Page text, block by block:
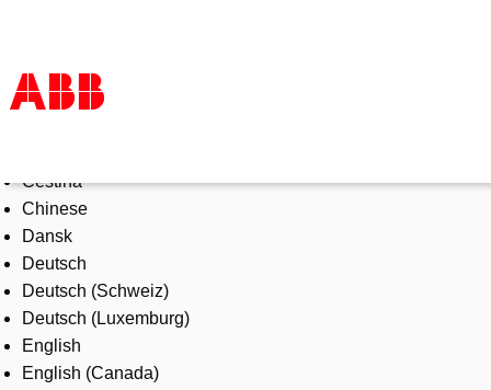
Products & Solutions
Industries
Services
About us
Where to buy
Contact us
Careers
Čeština
Chinese
Dansk
Deutsch
Deutsch (Schweiz)
Deutsch (Luxemburg)
English
English (Canada)